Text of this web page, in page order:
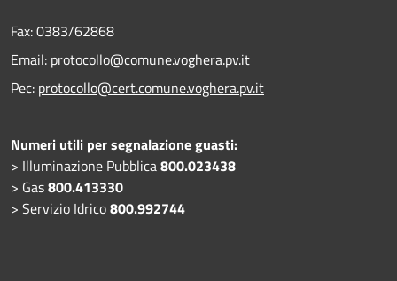
Fax:0383/62868
Email: protocollo@comune.voghera.pv.it
Pec: protocollo@cert.comune.voghera.pv.it
Numeri utili per segnalazione guasti:
> Illuminazione Pubblica800.023438
> Gas800.413330
> Servizio Idrico800.992744